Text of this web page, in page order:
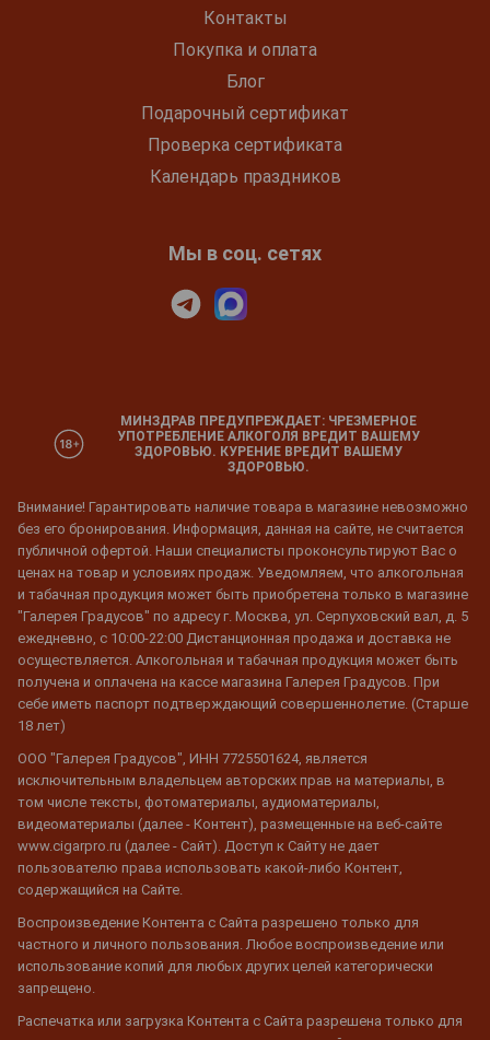
Контакты
Покупка и оплата
Блог
Подарочный сертификат
Проверка сертификата
Календарь праздников
Мы в соц. сетях
МИНЗДРАВ ПРЕДУПРЕЖДАЕТ: ЧРЕЗМЕРНОЕ
УПОТРЕБЛЕНИЕ АЛКОГОЛЯ ВРЕДИТ ВАШЕМУ
ЗДОРОВЬЮ. КУРЕНИЕ ВРЕДИТ ВАШЕМУ
ЗДОРОВЬЮ.
Внимание! Гарантировать наличие товара в магазине невозможно
без его бронирования. Информация, данная на сайте, не считается
публичной офертой. Наши специалисты проконсультируют Вас о
ценах на товар и условиях продаж. Уведомляем, что алкогольная
и табачная продукция может быть приобретена только в магазине
"Галерея Градусов" по адресу г. Москва, ул. Серпуховский вал, д. 5
ежедневно, с 10:00-22:00 Дистанционная продажа и доставка не
осуществляется. Алкогольная и табачная продукция может быть
получена и оплачена на кассе магазина Галерея Градусов. При
себе иметь паспорт подтверждающий совершеннолетие. (Старше
18 лет)
ООО "Галерея Градусов", ИНН 7725501624, является
исключительным владельцем авторских прав на материалы, в
том числе тексты, фотоматериалы, аудиоматериалы,
видеоматериалы (далее - Контент), размещенные на веб-сайте
www.cigarpro.ru (далее - Сайт). Доступ к Сайту не дает
пользователю права использовать какой-либо Контент,
содержащийся на Сайте.
Воспроизведение Контента с Сайта разрешено только для
частного и личного пользования. Любое воспроизведение или
использование копий для любых других целей категорически
запрещено.
Распечатка или загрузка Контента с Сайта разрешена только для